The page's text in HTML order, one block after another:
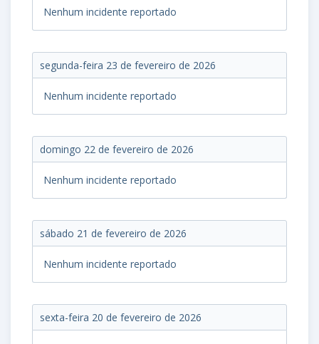
Nenhum incidente reportado
segunda-feira 23 de fevereiro de 2026
Nenhum incidente reportado
domingo 22 de fevereiro de 2026
Nenhum incidente reportado
sábado 21 de fevereiro de 2026
Nenhum incidente reportado
sexta-feira 20 de fevereiro de 2026